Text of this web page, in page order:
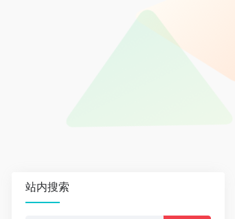
站内搜索